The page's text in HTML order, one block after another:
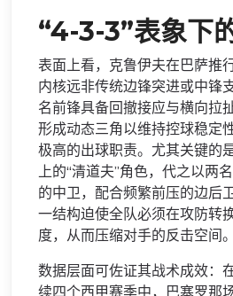
“4-3-3”表象下
表面上看，克鲁伊夫在巴萨推
内核远非传统边锋突进或中锋
名前锋具备回撤接应与横向拉
形成动态三角以维持控球稳定
极高的出球职责。尤其关键的
上的“清道夫”角色，代之以两
的中卫，配合频繁前压的边后
一结构迫使全队必须在攻防转
度，从而压缩对手的反击空间。
数据层面可佐证其战术成效：